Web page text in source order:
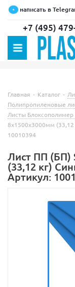
написать в
+7 (495)
Главная - Каталог -
Полипропиленовые
Листы
8х1500х3000мм (33,12
10010394
Лист ПП (БП)
(33,12 кг)
Артикул: